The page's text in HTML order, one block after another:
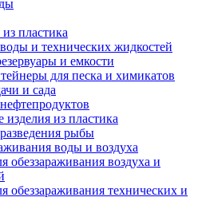
пластика
и технических жидкостей
и емкости
для песка и химикатов
и сада
из пластика
рыбы
воды и воздуха
обеззараживания воздуха и
обеззараживания технических и